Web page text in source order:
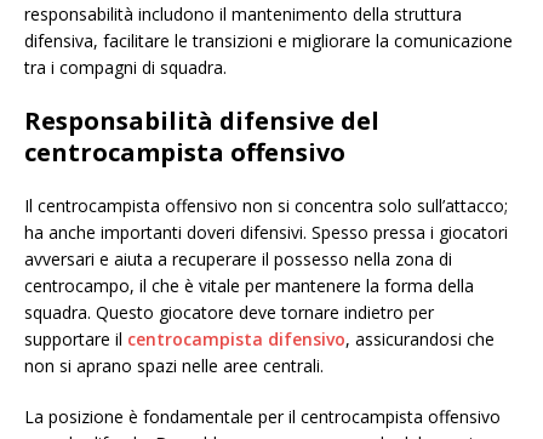
responsabilità includono il mantenimento della struttura
difensiva, facilitare le transizioni e migliorare la comunicazione
tra i compagni di squadra.
Responsabilità difensive del
centrocampista offensivo
Il centrocampista offensivo non si concentra solo sull’attacco;
ha anche importanti doveri difensivi. Spesso pressa i giocatori
avversari e aiuta a recuperare il possesso nella zona di
centrocampo, il che è vitale per mantenere la forma della
squadra. Questo giocatore deve tornare indietro per
supportare il centrocampista difensivo, assicurandosi che
non si aprano spazi nelle aree centrali.
La posizione è fondamentale per il centrocampista offensivo